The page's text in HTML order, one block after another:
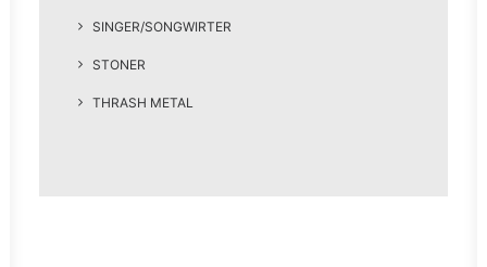
SINGER/SONGWIRTER
STONER
THRASH METAL